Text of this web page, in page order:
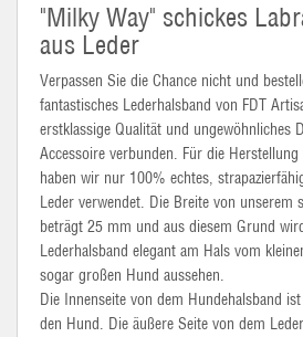
"Milky Way" schickes
aus Leder
Verpassen Sie die Chance nicht und
fantastisches Lederhalsband von FDT
erstklassige Qualität und ungewöhnliches
Accessoire verbunden. Für die
haben wir nur 100% echtes,
Leder verwendet. Die Breite von unserem
beträgt 25 mm und aus diesem Grund
Lederhalsband elegant am Hals vom
sogar großen Hund aussehen.
Die Innenseite von dem Hundehalsband
den Hund. Die äußere Seite von dem